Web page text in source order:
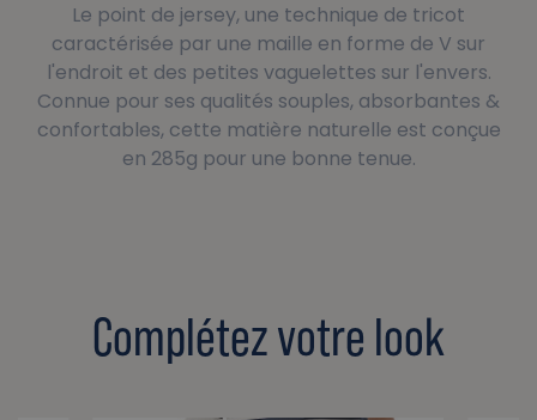
Le point de jersey, une technique de tricot
caractérisée par une maille en forme de V sur
l'endroit et des petites vaguelettes sur l'envers.
Connue pour ses qualités souples, absorbantes &
confortables, cette matière naturelle est conçue
en 285g pour une bonne tenue.
Complétez votre look